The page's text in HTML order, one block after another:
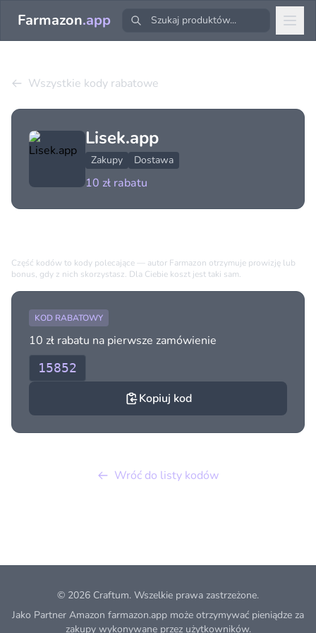
Farmazon.app
Wszystkie kody rabatowe
Lisek.app
Zakupy Dostawa
10 zł rabatu
Część kodów to kody polecające — autor Farmazon otrzymuje prowizję lub
bonus, gdy z nich skorzystasz. Dla Ciebie koszt jest taki sam.
KOD RABATOWY
10 zł rabatu na pierwsze zamówienie
15852
Kopiuj kod
Wróć do listy kodów
© 2026 Craftum. Wszelkie prawa zastrzeżone.
Jako Partner Amazon farmazon.app może otrzymywać pieniądze za
zakupy wykonywane przez użytkowników.